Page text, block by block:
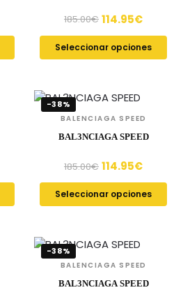
185.00€ 114.95€
Seleccionar opciones
-38%
BALENCIAGA SPEED
BAL3NCIAGA SPEED
185.00€ 114.95€
Seleccionar opciones
-38%
BALENCIAGA SPEED
BAL3NCIAGA SPEED